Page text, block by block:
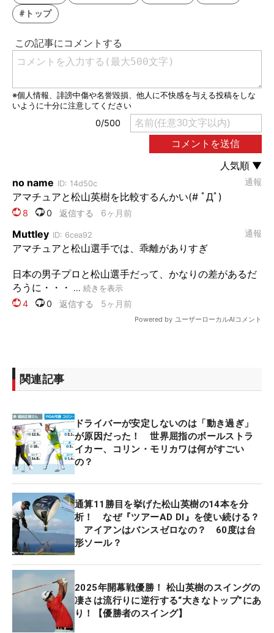
#トップ
関連記事
ドライバーが安定しないのは「動き過ぎ」
が原因だった！ 世界屈指のボールストラ
イカー、コリン・モリカワは何がすごい
の？
通算11勝目を挙げた松山英樹の14本を分
析！ なぜ『ツアーAD DI』を使い続ける？
アイアンはバンスゼロなの？ 60度は台
形ソール？
2025年開幕戦優勝！ 松山英樹のスイングの
凄さは流行りに逆行する“大きなトップ”にあ
り！【優勝者のスイング】